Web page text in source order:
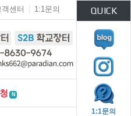
QUICK
1:1문의
객센터 1:1문의
N